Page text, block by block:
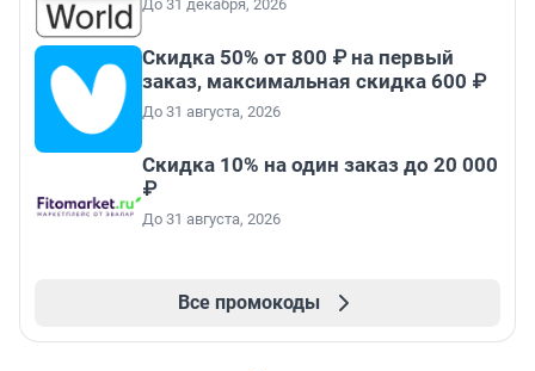
До 31 декабря, 2026
Скидка 50% от 800 ₽ на первый
заказ, максимальная скидка 600 ₽
До 31 августа, 2026
Скидка 10% на один заказ до 20 000
₽
До 31 августа, 2026
Все промокоды